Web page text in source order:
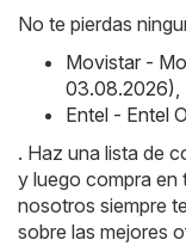
No te pierdas
Movistar -
03.08.2026),
Entel - Entel
. Haz una lista de
y luego compra en
nosotros siempre
sobre las mejores